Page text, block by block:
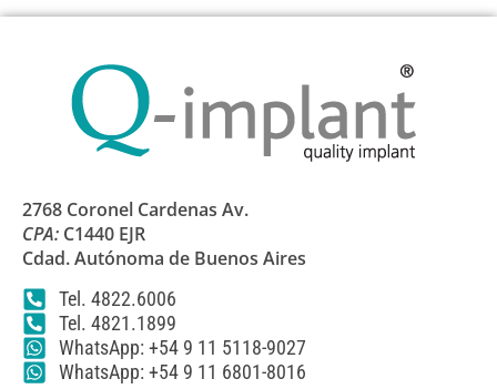
2768 Coronel Cardenas Av.
CPA: C1440 EJR
Cdad. Autónoma de Buenos Aires
Tel. 4822.6006
Tel. 4821.1899
WhatsApp: +54 9 11 5118-9027
WhatsApp: +54 9 11 6801-8016